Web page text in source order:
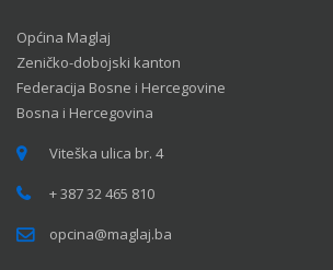
Općina Maglaj
Zeničko-dobojski kanton
Federacija Bosne i Hercegovine
Bosna i Hercegovina
Viteška ulica br. 4
+ 387 32 465 810
opcina@maglaj.ba